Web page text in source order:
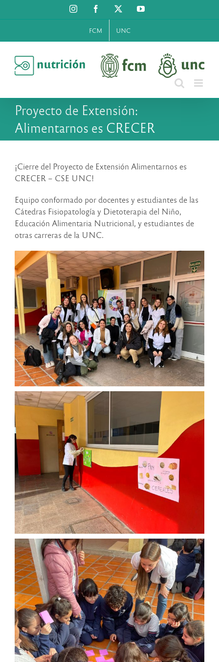
al
InstagramFacebook YouTube
FCM UNC
Proyecto de Extensión:
Alimentarnos es CRECER
¡Cierre del Proyecto de Extensión Alimentarnos es
CRECER – CSE UNC!
Equipo conformado por docentes y estudiantes de las
Cátedras Fisiopatología y Dietoterapia del Niño,
Educación Alimentaria Nutricional, y estudiantes de
otras carreras de la UNC.